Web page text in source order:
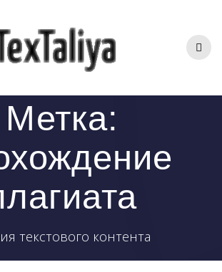
контенту
Метка:
текстового контента